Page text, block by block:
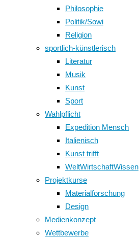
Philosophie
Politik/Sowi
Religion
sportlich-künstlerisch
Literatur
Musik
Kunst
Sport
Wahlpflicht
Expedition Mensch
Italienisch
Kunst trifft
WeltWirtschaftWissen
Projektkurse
Materialforschung
Design
Medienkonzept
Wettbewerbe